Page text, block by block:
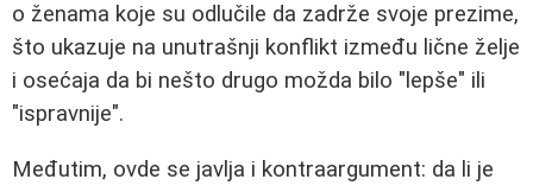
o ženama koje su odlučile da zadrže svoje prezime,
što ukazuje na unutrašnji konflikt između lične želje
i osećaja da bi nešto drugo možda bilo "lepše" ili
"ispravnije".
Međutim, ovde se javlja i kontraargument: da li je